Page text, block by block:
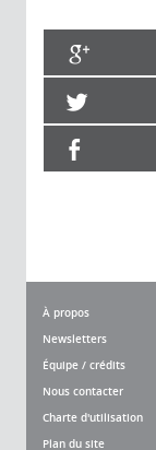
À propos
Newsletters
Équipe / crédits
Nous contacter
Charte d'utilisation
Plan du site